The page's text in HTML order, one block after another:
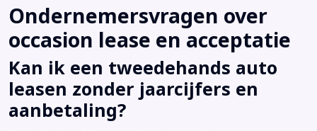
Ondernemersvragen over
occasion lease en acceptatie
Kan ik een tweedehands auto
leasen zonder jaarcijfers en
aanbetaling?